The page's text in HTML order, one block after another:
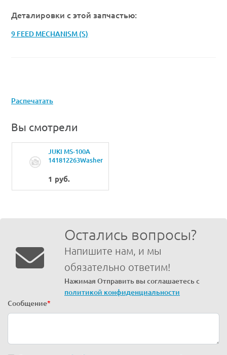
Деталировки с этой запчастью:
9 FEED MECHANISM (S)
Распечатать
Вы смотрели
JUKI MS-100A
141812263Washer
1 руб.
Остались вопросы?
Напишите нам, и мы
обязательно ответим!
Нажимая Отправить вы соглашаетесь с
политикой конфиденциальности
Сообщение*